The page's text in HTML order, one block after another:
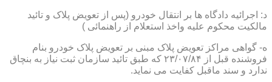
د: اجرائیه دادگاه ها بر انتقال خودرو (پس از تعویض پلاک و تائید
مالکیت محکوم علیه واخذ استعلام از راهنمائی )
ه- گواهی مراکز تعویض پلاک مبنی بر تعویض پلاک خودرو بنام
فروشنده قبل از ۲۳/۰۷/۸۴ که طبق تائید سازمان ثبت نیاز به بنچاق
ندارد و سند ماقبل کفایت می نماید.